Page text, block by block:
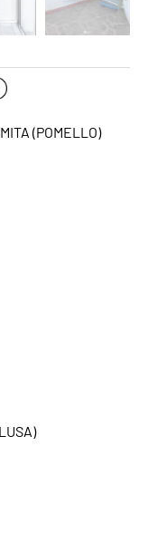
(POMELLO)